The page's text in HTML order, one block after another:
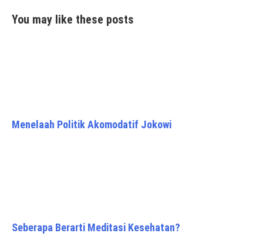
You may like these posts
Menelaah Politik Akomodatif Jokowi
Seberapa Berarti Meditasi Kesehatan?